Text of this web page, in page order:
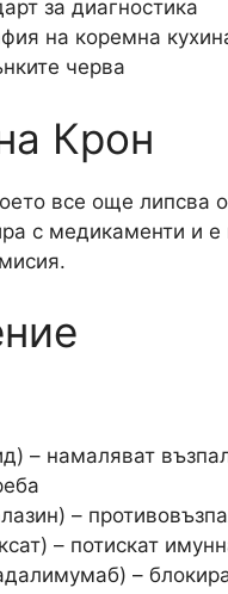
за диагностика
на коремна
черва
Крон
все още липсва
с медикаменти и
– намаляват
–
– потискат
–